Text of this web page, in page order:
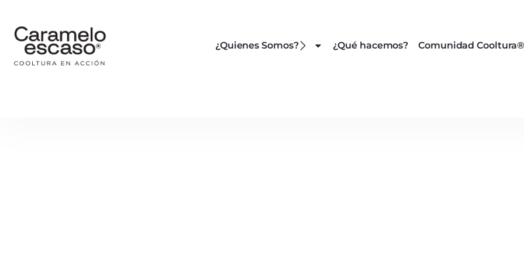
¿Quienes Somos? ¿Qué hacemos? Comunidad Cooltura®